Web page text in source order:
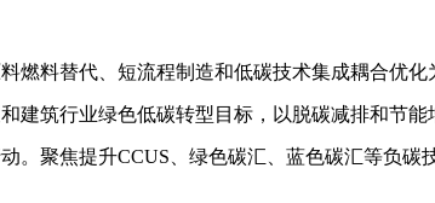
料替代、短流程制造和低碳技术集成耦合优化
筑行业绿色低碳转型目标，以脱碳减排和节能
聚焦提升CCUS、绿色碳汇、蓝色碳汇等负碳